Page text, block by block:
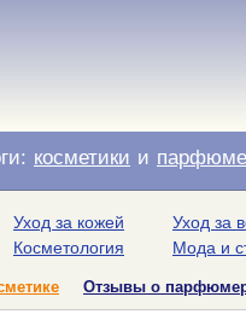
косметики и
Уход за кожей
Косметология
Уход за
Мода и
Отзывы о